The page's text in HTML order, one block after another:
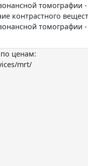
томографии -
контрастного
томографии -
ценам:
mrt/